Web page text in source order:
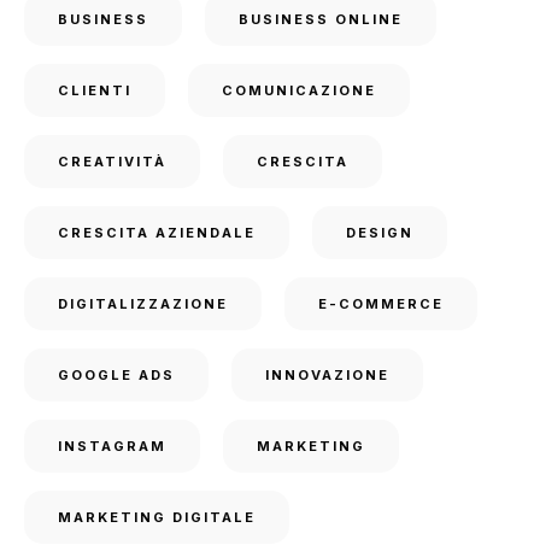
BUSINESS BUSINESS ONLINE
CLIENTI COMUNICAZIONE
CREATIVITÀ CRESCITA
CRESCITA AZIENDALE DESIGN
DIGITALIZZAZIONE E-COMMERCE
GOOGLE ADS INNOVAZIONE
INSTAGRAM MARKETING
MARKETING DIGITALE